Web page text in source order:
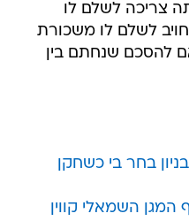
ה-1 ביוני, היתה צריכה לשלם לו
לשלם לו משכורת
להסכם שנחתם בין
בחר בי כשחקן
המגן השמאלי קווין